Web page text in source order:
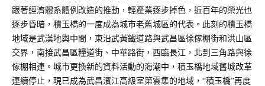
跟著經濟體系體例改造的推動，輕產業逐步掉色，近百年的榮光也
逐步昏暗，積玉橋的一度成為城市老舊城區的代表。 此刻的積玉橋
地域是武漢地輿中間，東沿武黃鐵道路與武昌區徐傢棚街和洪山區
交界，南接武昌區糧道街、中華路街，西臨長江，北到三角路與徐
傢棚相連。城市更換新的資料活動的海潮中，積玉橋地域舊城改革
連續停止，現已成為武昌濱江高級室第雲集的地域， “積玉橋”再度